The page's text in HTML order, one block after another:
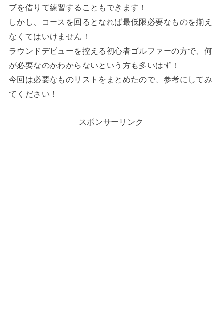
ブを借りて練習することもできます！
しかし、コースを回るとなれば最低限必要なものを揃え
なくてはいけません！
ラウンドデビューを控える初心者ゴルファーの方で、何
が必要なのかわからないという方も多いはず！
今回は必要なものリストをまとめたので、参考にしてみ
てください！
スポンサーリンク